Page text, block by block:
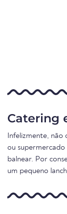
Catering
Infelizmente, não
ou supermercado
balnear. Por
um pequeno